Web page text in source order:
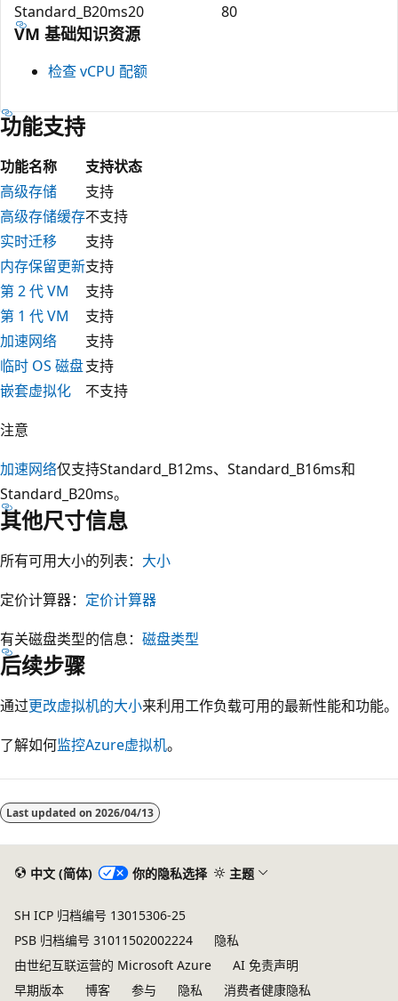
Standard_B20ms20 80
VM 基础知识资源
检查 vCPU 配额
功能支持
功能名称
支持状态
高级存储
支持
高级存储缓存不支持
实时迁移
支持
内存保留更新支持
第 2 代 VM
支持
第 1 代 VM
支持
加速网络
支持
临时 OS 磁盘支持
嵌套虚拟化
不支持
注意
加速网络仅支持Standard_B12ms、Standard_B16ms和
Standard_B20ms。
其他尺寸信息
所有可用大小的列表： 大小
定价计算器： 定价计算器
有关磁盘类型的信息： 磁盘类型
后续步骤
通过更改虚拟机的大小来利用工作负载可用的最新性能和功能。
了解如何监控Azure虚拟机。
Last updated on 2026/04/13
中文 (简体) 你的隐私选择 主题
SH ICP 归档编号 13015306-25
PSB 归档编号 31011502002224
隐私
由世纪互联运营的 Microsoft Azure
AI 免责声明
早期版本
博客 参与 隐私 消费者健康隐私